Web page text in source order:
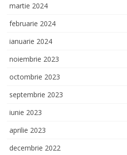
martie 2024
februarie 2024
ianuarie 2024
noiembrie 2023
octombrie 2023
septembrie 2023
iunie 2023
aprilie 2023
decembrie 2022